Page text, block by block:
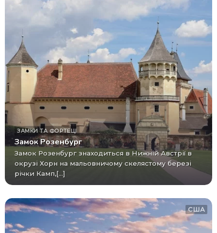
ЗАМКИ ТА ФОРТЕЦІ
Замок Розенбург
Замок Розенбург знаходиться в Нижній Австрії в
окрузі Хорн на мальовничому скелястому березі
річки Камп,[...]
США